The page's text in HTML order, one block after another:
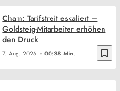
bookmark_border
7. Aug. 2026 00:38 Min.
Cham: Tarifstreit eskaliert –
Goldsteig-Mitarbeiter erhöhen
den Druck